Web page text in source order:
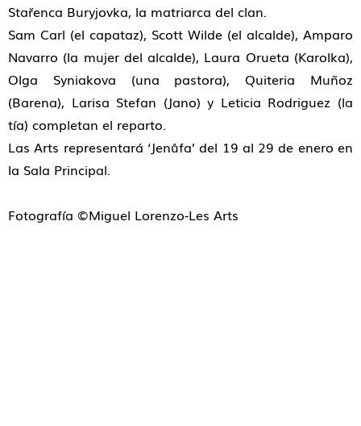
Stařenca Buryjovka, la matriarca del clan.
Sam Carl (el capataz), Scott Wilde (el alcalde), Amparo
Navarro (la mujer del alcalde), Laura Orueta (Karolka),
Olga Syniakova (una pastora), Quiteria Muñoz
(Barena), Larisa Stefan (Jano) y Leticia Rodriguez (la
tía) completan el reparto.
Las Arts representará ‘Jenůfa’ del 19 al 29 de enero en
la Sala Principal.
Fotografía ©Miguel Lorenzo-Les Arts